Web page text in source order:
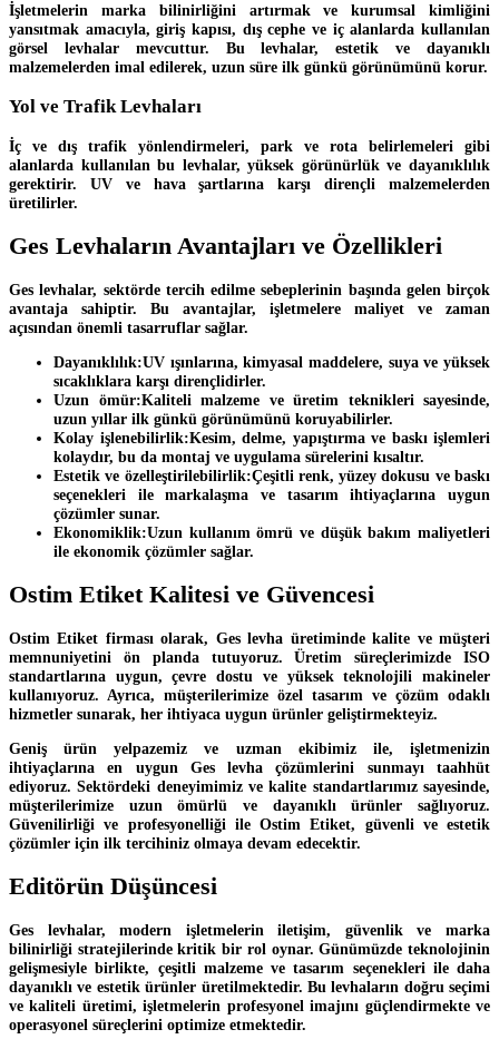
İşletmelerin marka bilinirliğini artırmak ve kurumsal kimliğini
yansıtmak amacıyla, giriş kapısı, dış cephe ve iç alanlarda kullanılan
görsel levhalar mevcuttur. Bu levhalar, estetik ve dayanıklı
malzemelerden imal edilerek, uzun süre ilk günkü görünümünü korur.
Yol ve Trafik Levhaları
İç ve dış trafik yönlendirmeleri, park ve rota belirlemeleri gibi
alanlarda kullanılan bu levhalar, yüksek görünürlük ve dayanıklılık
gerektirir. UV ve hava şartlarına karşı dirençli malzemelerden
üretilirler.
Ges Levhaların Avantajları ve Özellikleri
Ges levhalar, sektörde tercih edilme sebeplerinin başında gelen birçok
avantaja sahiptir. Bu avantajlar, işletmelere maliyet ve zaman
açısından önemli tasarruflar sağlar.
Dayanıklılık:UV ışınlarına, kimyasal maddelere, suya ve yüksek
sıcaklıklara karşı dirençlidirler.
Uzun ömür:Kaliteli malzeme ve üretim teknikleri sayesinde,
uzun yıllar ilk günkü görünümünü koruyabilirler.
Kolay işlenebilirlik:Kesim, delme, yapıştırma ve baskı işlemleri
kolaydır, bu da montaj ve uygulama sürelerini kısaltır.
Estetik ve özelleştirilebilirlik:Çeşitli renk, yüzey dokusu ve baskı
seçenekleri ile markalaşma ve tasarım ihtiyaçlarına uygun
çözümler sunar.
Ekonomiklik:Uzun kullanım ömrü ve düşük bakım maliyetleri
ile ekonomik çözümler sağlar.
Ostim Etiket Kalitesi ve Güvencesi
Ostim Etiket firması olarak, Ges levha üretiminde kalite ve müşteri
memnuniyetini ön planda tutuyoruz. Üretim süreçlerimizde ISO
standartlarına uygun, çevre dostu ve yüksek teknolojili makineler
kullanıyoruz. Ayrıca, müşterilerimize özel tasarım ve çözüm odaklı
hizmetler sunarak, her ihtiyaca uygun ürünler geliştirmekteyiz.
Geniş ürün yelpazemiz ve uzman ekibimiz ile, işletmenizin
ihtiyaçlarına en uygun Ges levha çözümlerini sunmayı taahhüt
ediyoruz. Sektördeki deneyimimiz ve kalite standartlarımız sayesinde,
müşterilerimize uzun ömürlü ve dayanıklı ürünler sağlıyoruz.
Güvenilirliği ve profesyonelliği ile Ostim Etiket, güvenli ve estetik
çözümler için ilk tercihiniz olmaya devam edecektir.
Editörün Düşüncesi
Ges levhalar, modern işletmelerin iletişim, güvenlik ve marka
bilinirliği stratejilerinde kritik bir rol oynar. Günümüzde teknolojinin
gelişmesiyle birlikte, çeşitli malzeme ve tasarım seçenekleri ile daha
dayanıklı ve estetik ürünler üretilmektedir. Bu levhaların doğru seçimi
ve kaliteli üretimi, işletmelerin profesyonel imajını güçlendirmekte ve
operasyonel süreçlerini optimize etmektedir.